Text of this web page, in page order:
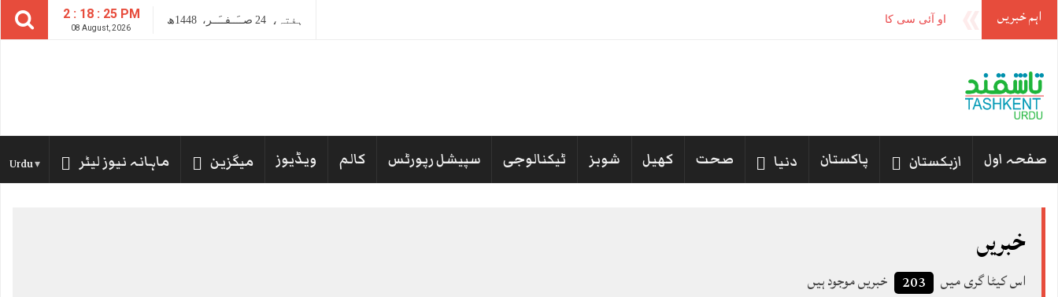
2 : 18 : 27 PM
08 August, 2026
ہفتہ، 24 صــَــفــَــر، 1448ھ اہم خبریں او آئی سی کا پاکستان، سعودی عرب اور ترکیہ کے ‘مکہ مشترکہ دفاعی معاہدے’ کا خیرمقدم
صفحہ اول ازبکستان پاکستان دنیا صحت کھیل شوبز ٹیکنالوجی سپیشل رپورٹس کالم ویڈیوز میگزین ماہانہ نیوز لیٹر Urdu
خبریں
اس کیٹا گری میں 203 خبریں موجود ہیں